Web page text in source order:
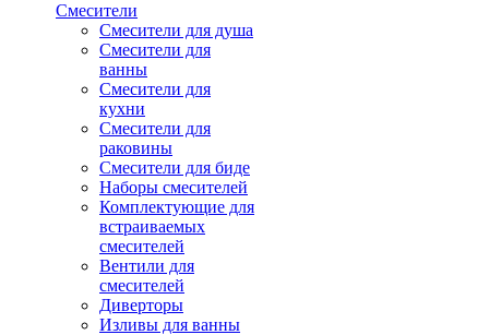
Смесители
Смесители для душа
Смесители для
ванны
Смесители для
кухни
Смесители для
раковины
Смесители для биде
Наборы смесителей
Комплектующие для
встраиваемых
смесителей
Вентили для
смесителей
Диверторы
Изливы для ванны